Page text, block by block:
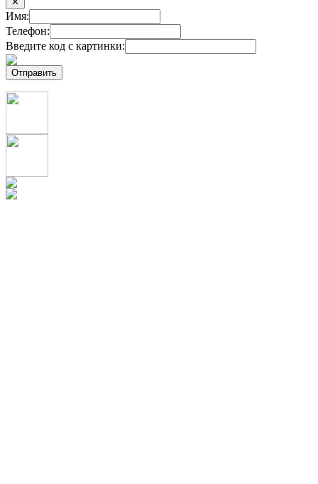
Имя:
Телефон:
Введите код с картинки: